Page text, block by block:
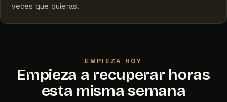
veces que quieras.
EMPIEZA HOY
Empieza a recuperar horas
esta misma semana